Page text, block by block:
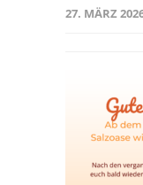
27. MÄRZ